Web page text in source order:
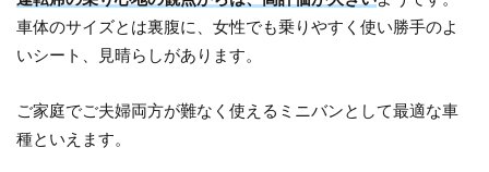
車体のサイズとは裏腹に、女性でも乗りやすく使い勝手のよ
いシート、見晴らしがあります。
ご家庭でご夫婦両方が難なく使えるミニバンとして最適な車
種といえます。